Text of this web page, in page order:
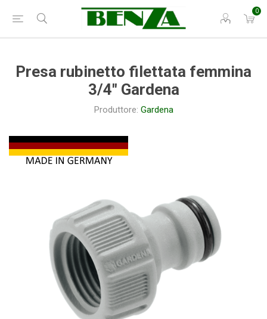
0
Presa rubinetto filettata femmina
3/4" Gardena
Produttore: Gardena